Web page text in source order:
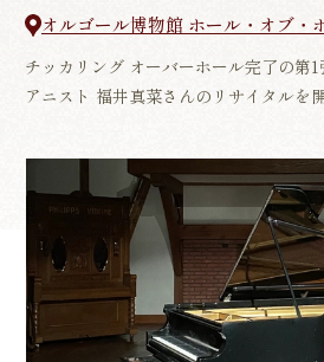
オルゴール博物館 ホール・オブ・
チッカリング オーバーホール完了の第
アニスト 福井真菜さんのリサイタルを